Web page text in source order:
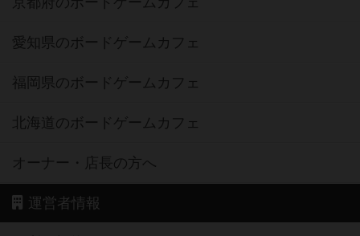
愛知県のボードゲームカフェ
福岡県のボードゲームカフェ
北海道のボードゲームカフェ
オーナー・店長の方へ
運営者情報